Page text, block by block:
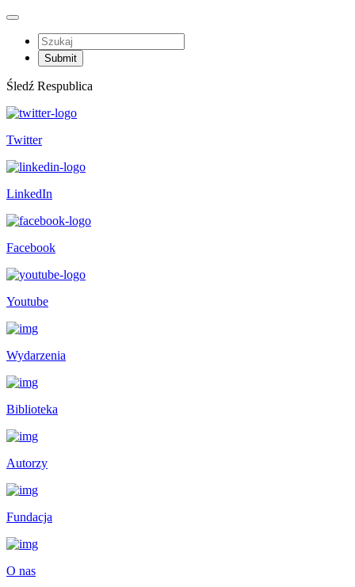
Śledź Respublica
Twitter
LinkedIn
Facebook
Youtube
Wydarzenia
Biblioteka
Autorzy
Fundacja
O nas